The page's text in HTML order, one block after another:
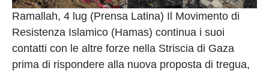
Ramallah, 4 lug (Prensa Latina) Il Movimento di
Resistenza Islamico (Hamas) continua i suoi
contatti con le altre forze nella Striscia di Gaza
prima di rispondere alla nuova proposta di tregua,